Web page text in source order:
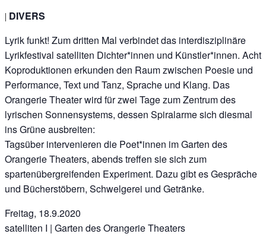
| DIVERS
Lyrik funkt! Zum dritten Mal verbindet das interdisziplinäre
Lyrikfestival satelliten Dichter*innen und Künstler*innen. Acht
Koproduktionen erkunden den Raum zwischen Poesie und
Performance, Text und Tanz, Sprache und Klang. Das
Orangerie Theater wird für zwei Tage zum Zentrum des
lyrischen Sonnensystems, dessen Spiralarme sich diesmal
ins Grüne ausbreiten:
Tagsüber intervenieren die Poet*innen im Garten des
Orangerie Theaters, abends treffen sie sich zum
spartenübergreifenden Experiment. Dazu gibt es Gespräche
und Bücherstöbern, Schwelgerei und Getränke.
Freitag, 18.9.2020
satelliten I | Garten des Orangerie Theaters